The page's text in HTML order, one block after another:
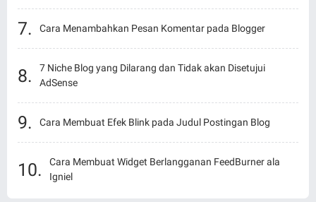
Cara Menambahkan Pesan Komentar pada Blogger
7 Niche Blog yang Dilarang dan Tidak akan Disetujui
AdSense
Cara Membuat Efek Blink pada Judul Postingan Blog
Cara Membuat Widget Berlangganan FeedBurner ala
Igniel